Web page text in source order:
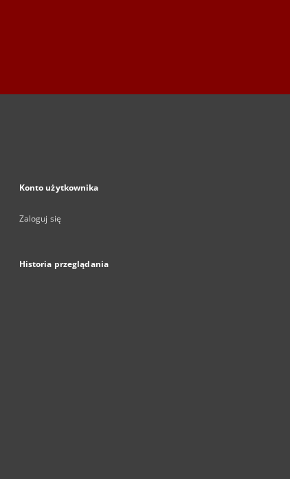
Konto użytkownika
Zaloguj się
Historia przeglądania